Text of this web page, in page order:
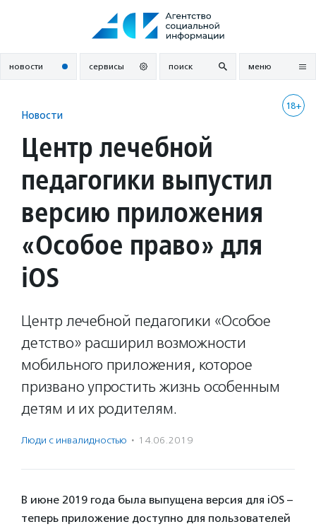
новости сервисы поиск меню
18+
Новости
Центр лечебной
педагогики выпустил
версию приложения
«Особое право» для
iOS
Центр лечебной педагогики «Особое
детство» расширил возможности
мобильного приложения, которое
призвано упростить жизнь особенным
детям и их родителям.
Люди с инвалидностью · 14.06.2019
В июне 2019 года была выпущена версия для iOS –
теперь приложение доступно для пользователей